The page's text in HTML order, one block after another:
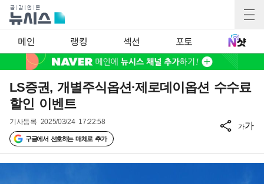
메인 랭킹 섹션 포토
LS증권, 개별주식옵션·제로데이옵션 수수료
할인 이벤트
기사등록 2025/03/24 17:22:58
구글에서 선호하는 매체로 추가
가가